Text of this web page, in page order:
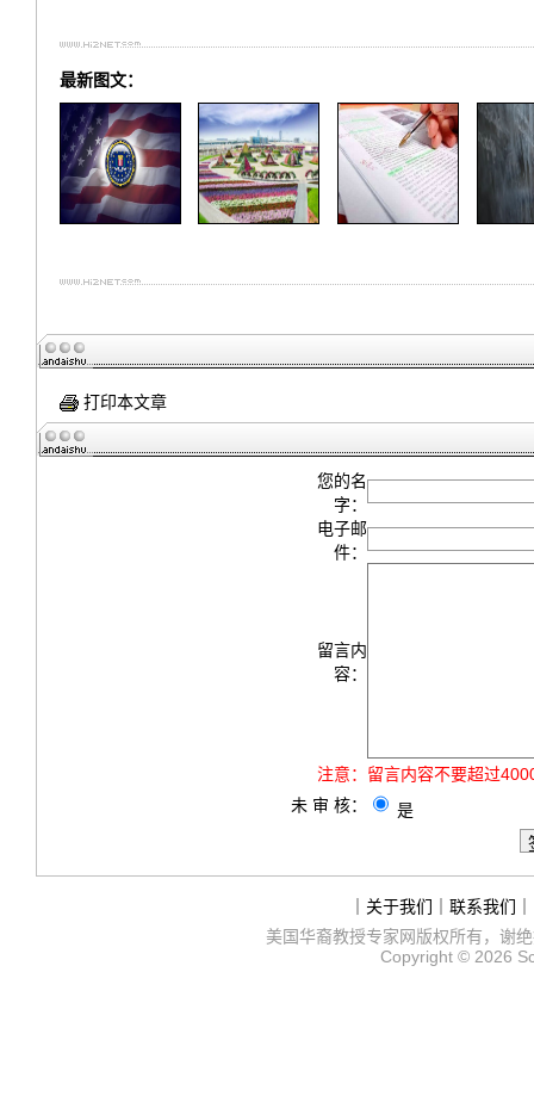
最新图文：
打印本文章
您的名
字：
电子邮
件：
留言内
容：
注意： 留言内容不要超过
未 审 核：
是
关于我们 联系我们
美国华裔教授专家网版权所有，谢
Copyright © 2026